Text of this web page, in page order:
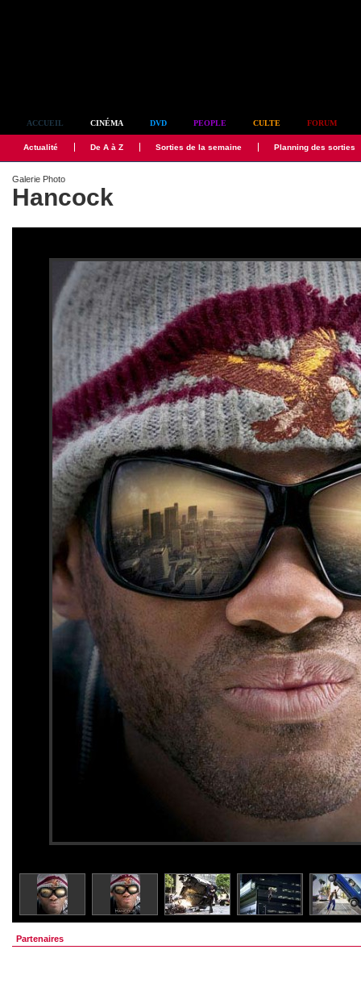
ACCUEIL CINÉMA DVD PEOPLE CULTE FORUM
Actualité De A à Z Sorties de la semaine Planning des sorties
Galerie Photo
Hancock
Partenaires